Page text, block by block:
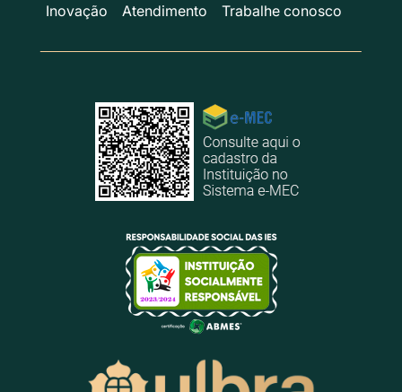
Inovação
Atendimento Trabalhe conosco